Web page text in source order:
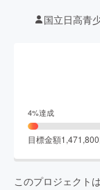
国立日高青
4%達成
目標金額1,471,800
このプロジェクトは